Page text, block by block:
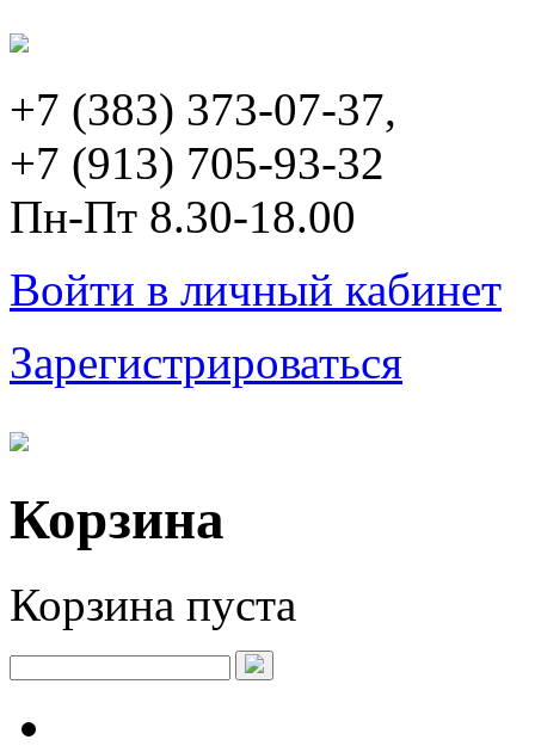
+7 (383) 373-07-37,
+7 (913) 705-93-32
Пн-Пт 8.30-18.00
Войти в личный кабинет
Зарегистрироваться
Корзина
Корзина пуста